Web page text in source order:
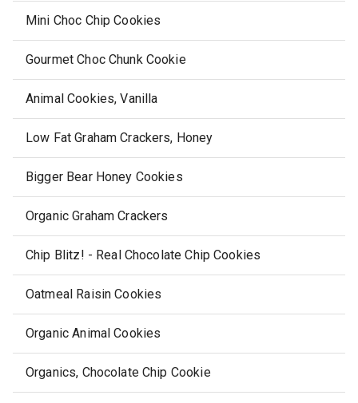
Mini Choc Chip Cookies
Gourmet Choc Chunk Cookie
Animal Cookies, Vanilla
Low Fat Graham Crackers, Honey
Bigger Bear Honey Cookies
Organic Graham Crackers
Chip Blitz! - Real Chocolate Chip Cookies
Oatmeal Raisin Cookies
Organic Animal Cookies
Organics, Chocolate Chip Cookie